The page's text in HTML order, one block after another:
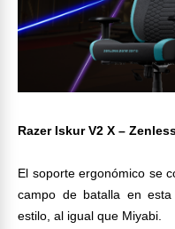
Razer Iskur V2 X –
El soporte ergonómico se
campo de batalla en
estilo, al igual que Miyabi.